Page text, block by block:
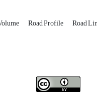
Road Profile Road